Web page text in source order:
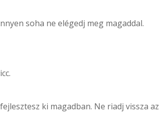
soha ne elégedj meg magaddal.
ki magadban. Ne riadj vissza az